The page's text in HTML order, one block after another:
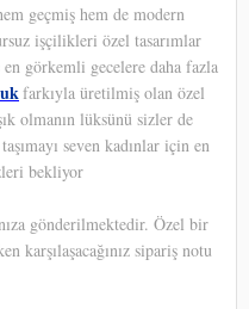
geçmiş hem de modern
işçilikleri özel tasarımlar
görkemli gecelere daha fazla
farkıyla üretilmiş olan özel
olmanın lüksünü sizler de
seven kadınlar için en
bekliyor
gönderilmektedir. Özel bir
karşılaşacağınız sipariş notu